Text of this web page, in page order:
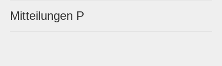
Mitteilungen P